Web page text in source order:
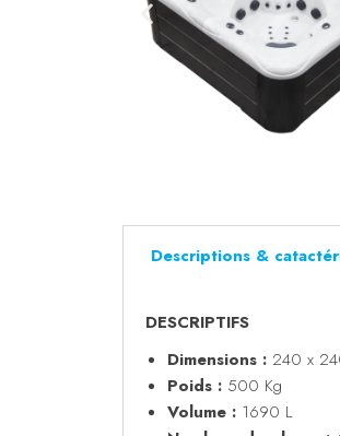
Descriptions &
DESCRIPTIFS
Dimensions : 240 x
Poids : 500 Kg
Volume : 1690 L